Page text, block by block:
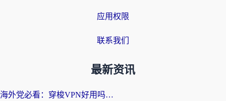
应用权限
联系我们
最新资讯
海外党必看：穿梭VPN好用吗？和云帆VPN对比哪个回国效果更好？附真实测评+避坑指南